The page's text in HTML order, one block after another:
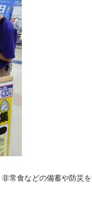
常食などの備蓄や防災